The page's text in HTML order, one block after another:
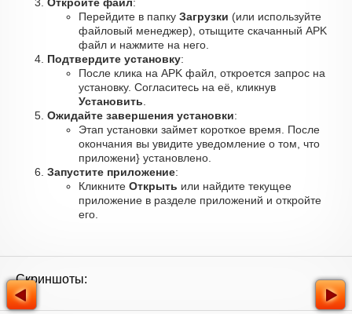
Перейдите в папку Загрузки (или используйте
файловый менеджер), отыщите скачанный APK
файл и нажмите на него.
Подтвердите установку:
После клика на APK файл, откроется запрос на
установку. Согласитесь на её, кликнув
Установить
Ожидайте завершения установки:
Этап установки займет короткое время. После
окончания вы увидите уведомление о том, что
приложени} установлено.
Запустите приложение:
Кликните Открыть или найдите текущее
приложение в разделе приложений и откройте
его.
Скриншоты: